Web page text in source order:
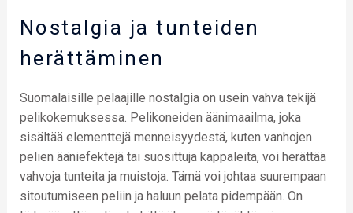
Nostalgia ja tunteiden
herättäminen
Suomalaisille pelaajille nostalgia on usein vahva tekijä
pelikokemuksessa. Pelikoneiden äänimaailma, joka
sisältää elementtejä menneisyydestä, kuten vanhojen
pelien ääniefektejä tai suosittuja kappaleita, voi herättää
vahvoja tunteita ja muistoja. Tämä voi johtaa suurempaan
sitoutumiseen peliin ja haluun pelata pidempään. On